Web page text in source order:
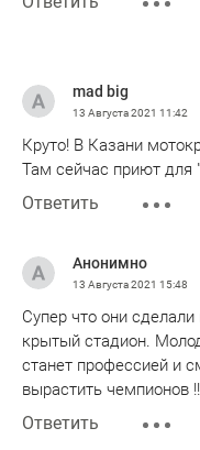
mad big
13 Августа 2021 11:42
Круто! В Казани
Там сейчас приют для
Ответить
Анонимно
13 Августа 2021 15:48
Супер что они
крытый стадион.
станет профессией и
вырастить чемпионов
Ответить